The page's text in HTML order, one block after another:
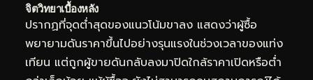
จิตวิทยาเบื้องหลัง
ปรากฏที่จุดต่ำสุดของแนวโน้มขาลง แสดงว่าผู้ซื้อ
พยายามดันราคาขึ้นไปอย่างรุนแรงในช่วงเวลาของแท่ง
เทียน แต่ถูกผู้ขายดันกลับลงมาปิดใกล้ราคาเปิดหรือต่ำ